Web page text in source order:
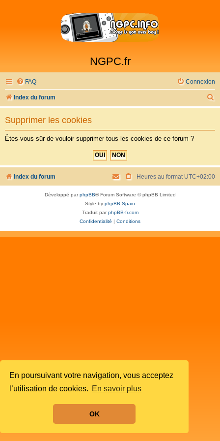
En poursuivant votre navigation, vous acceptez
l’utilisation de cookies. En savoir plus
OK
NGPC.fr
FAQ Connexion
Index du forum
e
h
Supprimer les cookies
Êtes-vous sûr de vouloir supprimer tous les cookies de ce forum ?
Index du forum Heures au format UTC+02:00
Développé parphpBB® Forum Software © phpBB Limited
Style by phpBB Spain
Traduit parphpBB-fr.com
Confidentialité | Conditions